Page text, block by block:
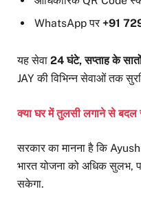
WhatsApp पर +91
यह सेवा 24 घंटे, सप्ताह के
JAY की विभिन्न सेवाओं तक
क्या घर में तुलसी लगाने से बदल
सरकार का मानना है कि
भारत योजना को अधिक सुलभ,
सकेगा.